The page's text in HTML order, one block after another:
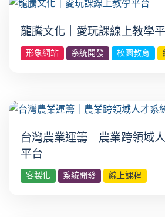
龍騰文化｜愛玩課線上教學
形象網站 系統開發 校園教育
台灣農業運籌｜農業跨領域
平台
客製化 系統開發 線上課程